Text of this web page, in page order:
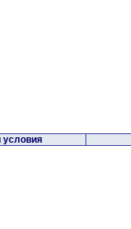
условия